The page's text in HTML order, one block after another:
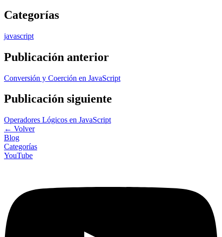
Categorías
javascript
Publicación anterior
Conversión y Coerción en JavaScript
Publicación siguiente
Operadores Lógicos en JavaScript
← Volver
Blog
Categorías
YouTube